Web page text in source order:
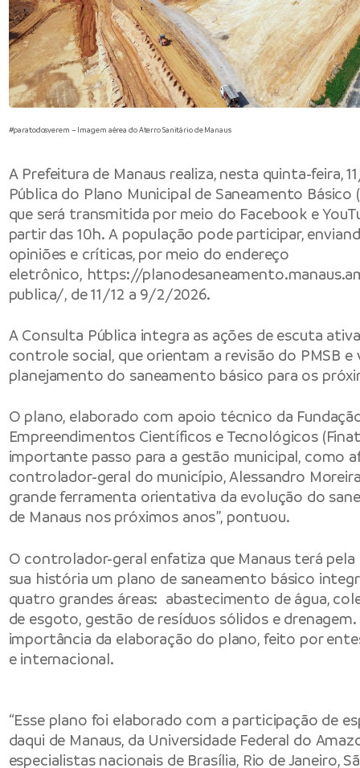
#paratodosverem – Imagem aérea do Aterro Sanitário de Manaus
A Prefeitura de Manaus realiza, nesta quinta-feira,
Pública do Plano Municipal de Saneamento Básico
que será transmitida por meio do Facebook e
partir das 10h. A população pode participar,
opiniões e críticas, por meio do endereço
eletrônico, https://
publica/, de 11/12 a 9/2/2026.
A Consulta Pública integra as ações de escuta
controle social, que orientam a revisão do PMSB e
planejamento do saneamento básico para os
O plano, elaborado com apoio técnico da
Empreendimentos Científicos e Tecnológicos
importante passo para a gestão municipal, como
controlador-geral do município, Alessandro
grande ferramenta orientativa da evolução do
de Manaus nos próximos anos”, pontuou.
O controlador-geral enfatiza que Manaus terá pela
sua história um plano de saneamento básico
quatro grandes áreas: abastecimento de água,
de esgoto, gestão de resíduos sólidos e drenagem.
importância da elaboração do plano, feito por
e internacional.
“Esse plano foi elaborado com a participação de
daqui de Manaus, da Universidade Federal do
especialistas nacionais de Brasília, Rio de Janeiro,